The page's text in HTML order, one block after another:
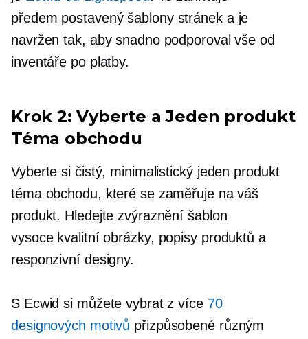
předem postavenýšablony stránek a je
navržen tak, aby snadno podporoval vše od
inventáře po platby.
Krok 2: Vyberte aJeden produkt
Téma obchodu
Vyberte si čistý, minimalistický jeden produkt
téma obchodu, které se zaměřuje na váš
produkt. Hledejte zvýraznění šablon
vysoce kvalitníobrázky, popisy produktů a
responzivní designy.
S Ecwid si můžete vybrat z více 70
designových motivů přizpůsobené různým